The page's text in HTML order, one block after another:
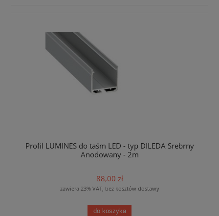
Profil LUMINES do taśm LED - typ DILEDA Srebrny
Anodowany - 2m
88,00 zł
zawiera 23% VAT, bez kosztów dostawy
do koszyka